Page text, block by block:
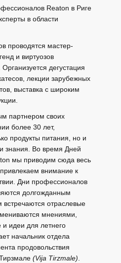
Reaton в Риге
в области
проводятся мастер-
и виртуозов
Организуется дегустация
лекции зарубежных
выставка с широким
партнером своих
более 30 лет,
продукты питания, но и
знания. Во время Дней
мы приводим сюда весь
внимание к
Дни профессионалов
долгожданным
отраслевые
мнениями,
идеи для летнего
начальник отдела
продовольствия
(Vija Tirzmale)